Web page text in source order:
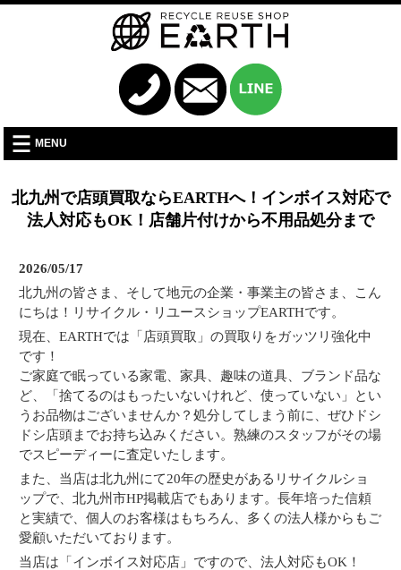
MENU
北九州で店頭買取ならEARTHへ！インボイス対応で
法人対応もOK！店舗片付けから不用品処分まで
2026/05/17
北九州の皆さま、そして地元の企業・事業主の皆さま、こん
にちは！リサイクル・リユースショップEARTHです。
現在、EARTHでは「店頭買取」の買取りをガッツリ強化中
です！
ご家庭で眠っている家電、家具、趣味の道具、ブランド品な
ど、「捨てるのはもったいないけれど、使っていない」とい
うお品物はございませんか？処分してしまう前に、ぜひドシ
ドシ店頭までお持ち込みください。熟練のスタッフがその場
でスピーディーに査定いたします。
また、当店は北九州にて20年の歴史があるリサイクルショ
ップで、北九州市HP掲載店でもあります。長年培った信頼
と実績で、個人のお客様はもちろん、多くの法人様からもご
愛顧いただいております。
当店は「インボイス対応店」ですので、法人対応もOK！